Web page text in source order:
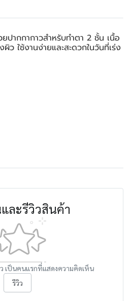
ปากกากาวสำหรับทำตา 2 ชั้น เนื้อ
ผิว ใช้งานง่ายและสะดวกในวันที่เร่ง
ละรีวิวสินค้า
เป็นคนแรกที่แสดงความคิดเห็น
รีวิว